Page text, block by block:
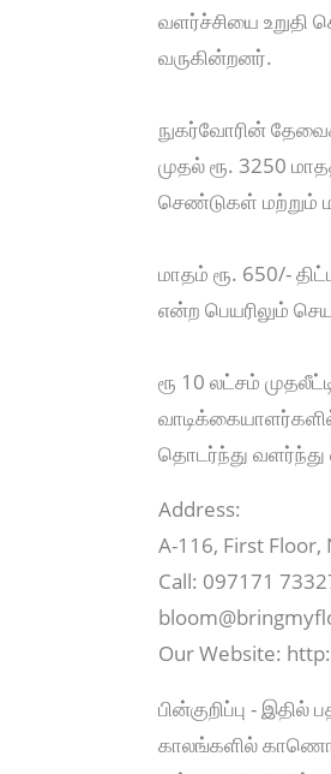
வளர்ச்சியை
வருகின்றனர்.
நுகர்வோரின்
முதல் ரூ. 3250
செண்டுகள் மற்றும்
மாதம் ரூ. 650/-
என்ற பெயரிலும்
ரூ 10 லட்சம்
தொடர்ந்து வளர்ந்து
Address:
A-116, First
Call: 097171
Our Website:
பின்குறிப்பு -
காலங்களில்